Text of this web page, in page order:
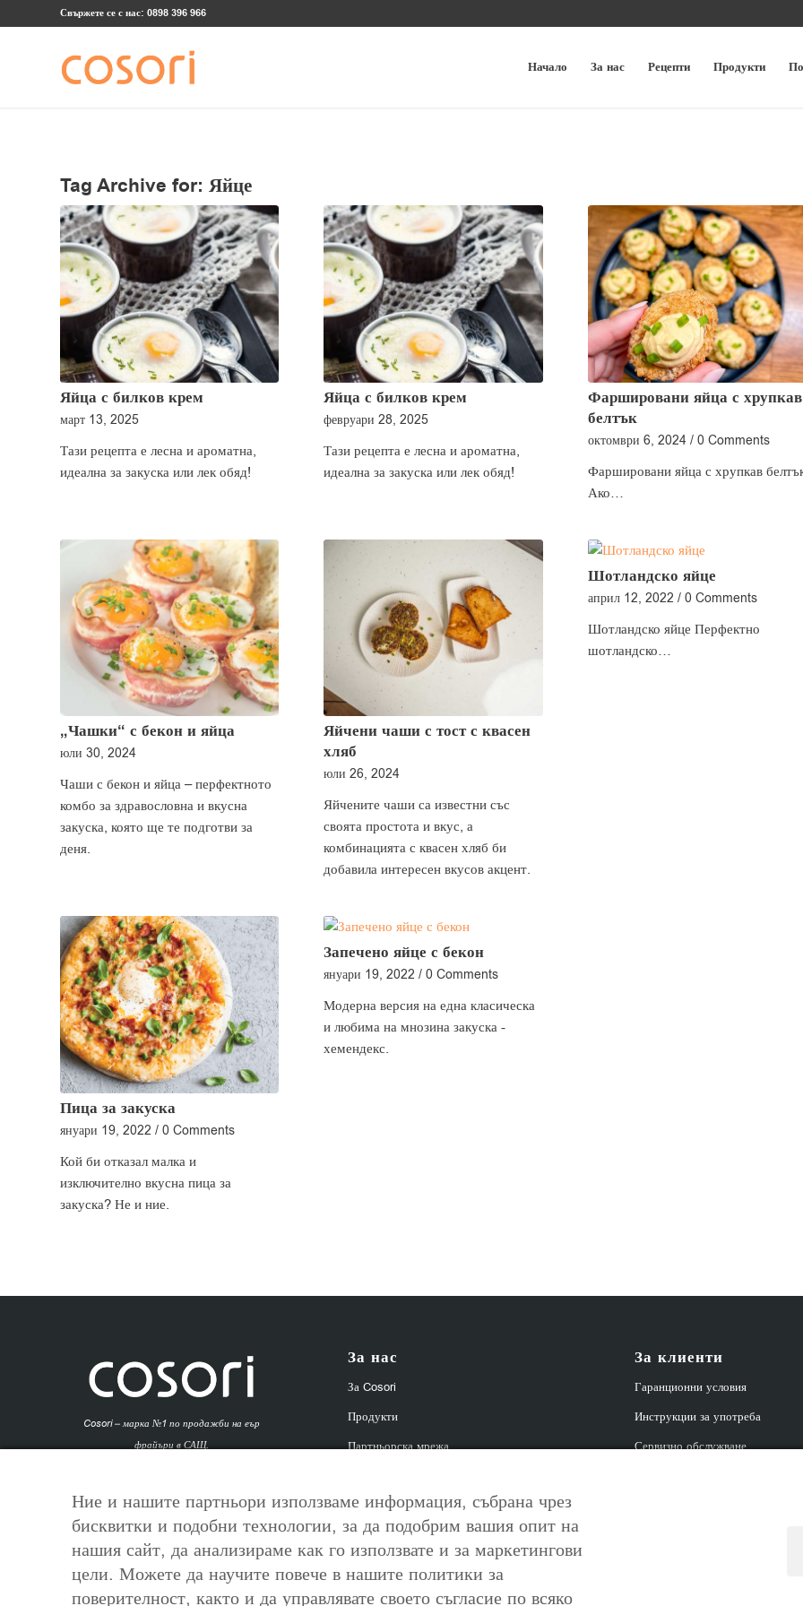
Свържете се с нас: 0898 396 966
Начало За нас Рецепти Продукти
Tag Archive for: Яйце
Яйца с билков крем
март 13, 2025
Тази рецепта е лесна и ароматна,
идеална за закуска или лек обяд!
Яйца с билков крем
февруари 28, 2025
Тази рецепта е лесна и ароматна,
идеална за закуска или лек обяд!
Фаршировани яйца с хрупкав
белтък
октомври 6, 2024 / 0 Comments
Фаршировани яйца с хрупкав
Ако…
„Чашки“ с бекон и яйца
юли 30, 2024
Чаши с бекон и яйца – перфектното
комбо за здравословна и вкусна
закуска, която ще те подготви за
деня.
Яйчени чаши с тост с квасен
хляб
юли 26, 2024
Яйчените чаши са известни със
своята простота и вкус, а
комбинацията с квасен хляб би
добавила интересен вкусов акцент.
Шотландско яйце
април 12, 2022 / 0 Comments
Шотландско яйце Перфектно
шотландско…
Пица за закуска
януари 19, 2022 / 0 Comments
Кой би отказал малка и
изключително вкусна пица за
закуска? Не и ние.
Запечено яйце с бекон
януари 19, 2022 / 0 Comments
Модерна версия на една класическа
и любима на мнозина закуска -
хемендекс.
Cosori – марка №1 по продажби на еър
фрайъри в САЩ.
За нас
За Cosori
Продукти
Партньорска мрежа
Outlet | Ексклузивни оферти
Контакти
За клиенти
Гаранционни условия
Инструкции за употреба
Сервизно обслужване
Ние и нашите партньори използваме информация, събрана чрез
бисквитки и подобни технологии, за да подобрим вашия опит на
нашия сайт, да анализираме как го използвате и за маркетингови
цели. Можете да научите повече в нашите политики за
поверителност, както и да управлявате своето съгласие по всяко